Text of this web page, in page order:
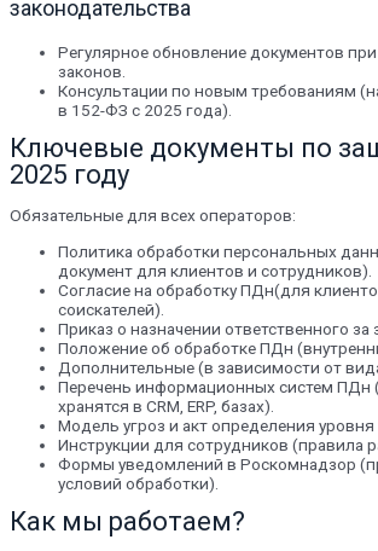
законодательства
Регулярное обновление документов
законов.
Консультации по новым требованиям
в 152-ФЗ с 2025 года).
Ключевые документы по
2025 году
Обязательные для всех операторов:
Политика обработки персональных
документ для клиентов и сотрудников).
Согласие на обработку ПДн(для
соискателей).
Приказ о назначении ответственного за
Положение об обработке ПДн
Дополнительные (в зависимости от
Перечень информационных систем ПДн
хранятся в CRM, ERP, базах).
Модель угроз и акт определения
Инструкции для сотрудников (правила
Формы уведомлений в Роскомнадзор
условий обработки).
Как мы работаем?